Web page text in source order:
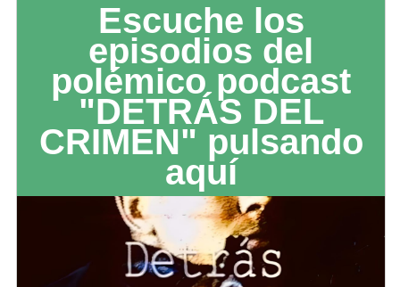
Escuche los
episodios del
polémico podcast
"DETRÁS DEL
CRIMEN" pulsando
aquí